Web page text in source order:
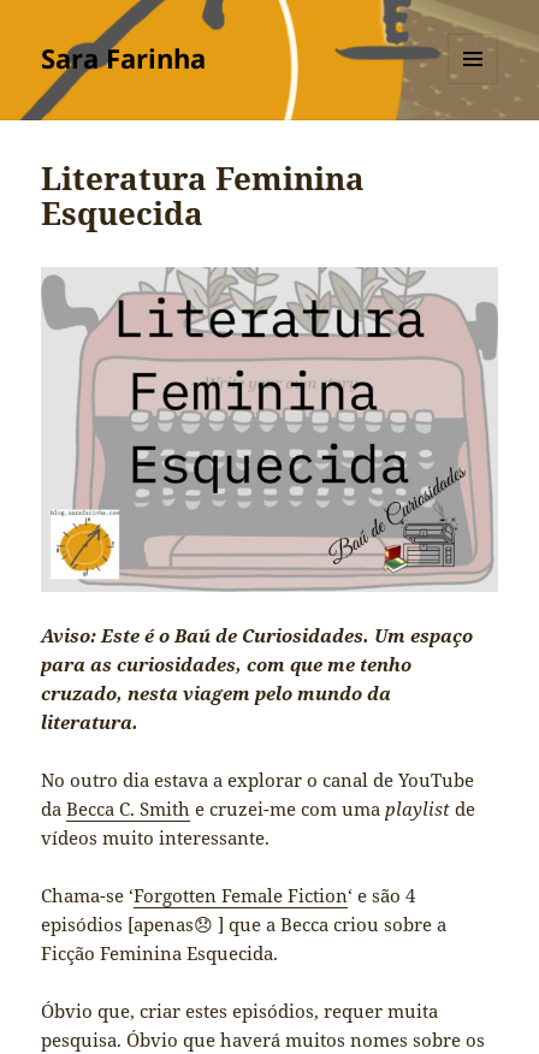
Sara Farinha
MENU
Literatura Feminina
Esquecida
Aviso: Este é o Baú de Curiosidades. Um espaço
para as curiosidades, com que me tenho
cruzado, nesta viagem pelo mundo da
literatura.
No outro dia estava a explorar o canal de YouTube
daBecca C. Smith e cruzei-me com uma playlist de
vídeos muito interessante.
Chama-se ‘Forgotten Female Fiction‘ e são 4
episódios [apenas😞 ] que a Becca criou sobre a
Ficção Feminina Esquecida.
Óbvio que, criar estes episódios, requer muita
pesquisa. Óbvio que haverá muitos nomes sobre os